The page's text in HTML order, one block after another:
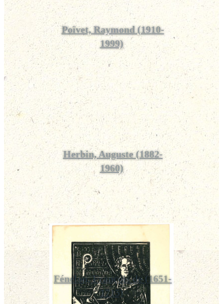
Poïvet, Raymond (1910-
1999)
Herbin, Auguste (1882-
1960)
Fénelon, François de (1651-
1715)